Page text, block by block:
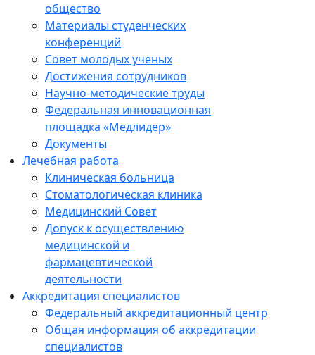
общество
Материалы студенческих
конференций
Совет молодых ученых
Достижения сотрудников
Научно-методические труды
Федеральная инновационная
площадка «Медлидер»
Документы
Лечебная работа
Клиническая больница
Стоматологическая клиника
Медицинский Совет
Допуск к осуществлению
медицинской и
фармацевтической
деятельности
Аккредитация специалистов
Федеральный аккредитационный центр
Общая информация об аккредитации
специалистов